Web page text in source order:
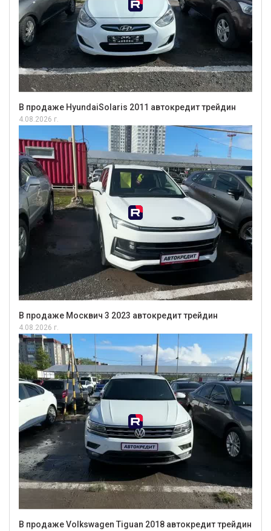
В продаже HyundaiSolaris 2011 автокредит трейдин
4.08.2026 г.
В продаже Москвич 3 2023 автокредит трейдин
4.08.2026 г.
В продаже Volkswagen Tiguan 2018 автокредит трейдин